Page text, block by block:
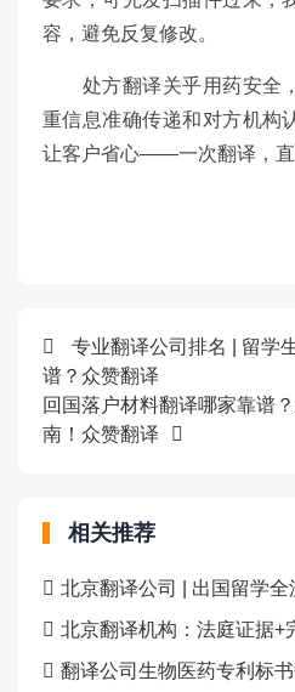
容，避免反复修改。
处方翻译关乎用药安全
重信息准确传递和对方机构
让客户省心——一次翻译，直
专业翻译公司排名 | 留学
谱？众赞翻译
回国落户材料翻译哪家靠谱
南！众赞翻译
相关推荐
北京翻译公司 | 出国留学全
北京翻译机构：法庭证据
翻译公司生物医药专利标